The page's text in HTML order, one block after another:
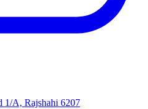
1/A, Rajshahi 6207